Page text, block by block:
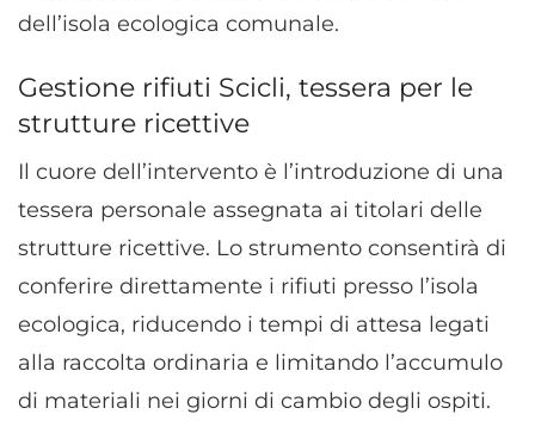
dell’isola ecologica comunale.
Gestione rifiuti Scicli, tessera per le
strutture ricettive
Il cuore dell’intervento è l’introduzione di una
tessera personale assegnata ai titolari delle
strutture ricettive. Lo strumento consentirà di
conferire direttamente i rifiuti presso l’isola
ecologica, riducendo i tempi di attesa legati
alla raccolta ordinaria e limitando l’accumulo
di materiali nei giorni di cambio degli ospiti.